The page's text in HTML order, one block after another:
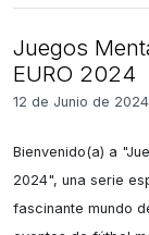
Juegos
EURO 2024
12 de Junio de
Bienvenido(a) a
2024", una serie
fascinante mundo